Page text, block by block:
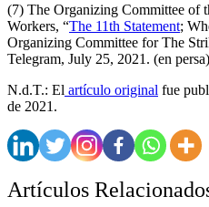
(7) The Organizing Committee of
Workers, “The 11th Statement;
Organizing Committee for The
Telegram, July 25, 2021. (en
N.d.T.: El artículo original fue
de 2021.
Artículos